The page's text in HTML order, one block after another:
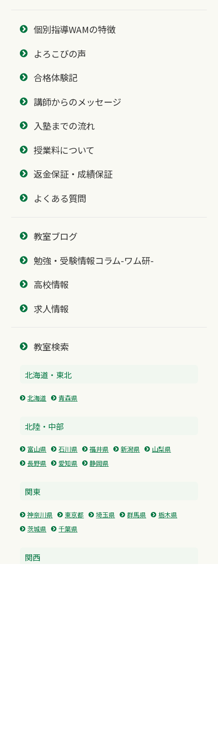
個別指導WAMの特徴
よろこびの声
合格体験記
講師からのメッセージ
入塾までの流れ
授業料について
返金保証・成績保証
よくある質問
教室ブログ
勉強・受験情報コラム-ワム研-
高校情報
求人情報
教室検索
北海道・東北
北海道 青森県
北陸・中部
富山県 石川県 福井県 新潟県
山梨県
長野県
愛知県 静岡県
関東
神奈川県 東京都 埼玉県 群馬県
栃木県
茨城県
千葉県
関西